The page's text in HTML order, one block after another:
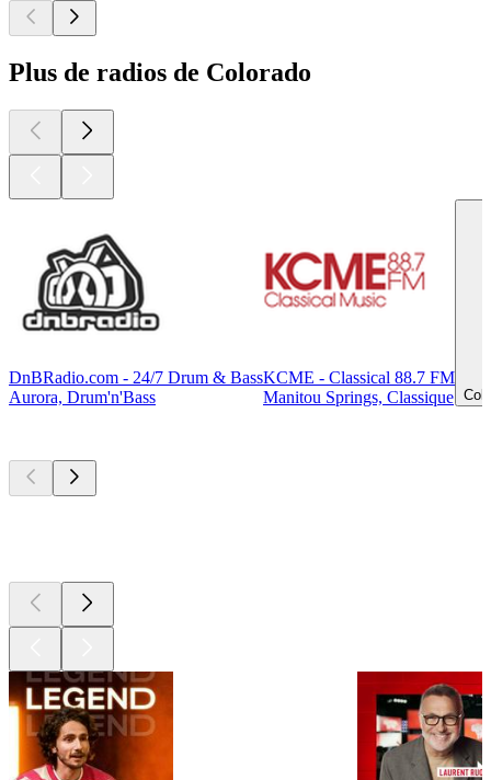
Plus de radios de Colorado
DnBRadio.com - 24/7 Drum & Bass
Aurora, Drum'n'Bass
KCME - Classical 88.7 FM
Manitou Springs, Classique